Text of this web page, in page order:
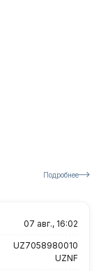
Подробнее
07 авг., 16:02
UZ7058980010
UZNF